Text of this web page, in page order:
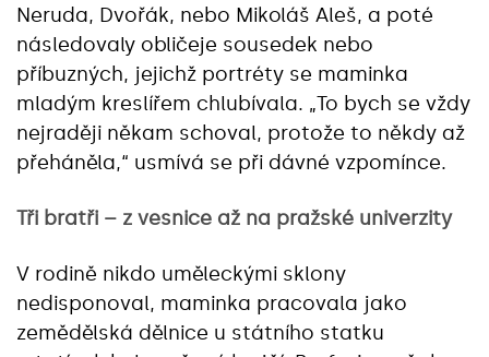
Neruda, Dvořák, nebo Mikoláš Aleš, a poté
následovaly obličeje sousedek nebo
příbuzných, jejichž portréty se maminka
mladým kreslířem chlubívala. „To bych se vždy
nejraději někam schoval, protože to někdy až
přeháněla,“ usmívá se při dávné vzpomínce.
Tři bratři – z vesnice až na pražské univerzity
V rodině nikdo uměleckými sklony
nedisponoval, maminka pracovala jako
zemědělská dělnice u státního statku